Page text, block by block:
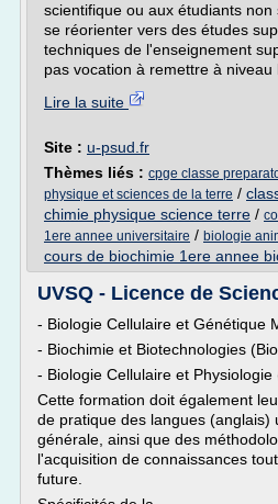
scientifique ou aux étudiants
se réorienter vers des études
techniques de l'enseignement
pas vocation à remettre à niveau
Lire la suite
Site : u-psud.fr
Thèmes liés : cpge classe
physique et sciences de la terre /
chimie physique science terre /
1ere annee universitaire / biologie
cours de biochimie 1ere annee
UVSQ - Licence de
- Biologie Cellulaire et Génétique
- Biochimie et Biotechnologies
- Biologie Cellulaire et Physiologie
Cette formation doit également
de pratique des langues (anglais)
générale, ainsi que des
l'acquisition de connaissances
future.